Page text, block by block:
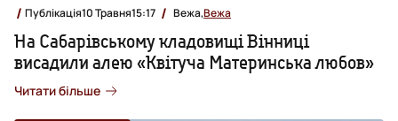
Публікація10 Травня15:17 Вежа,Вежа
На Сабарівському кладовищі Вінниці
висадили алею «Квітуча Материнська любов»
Читати більше